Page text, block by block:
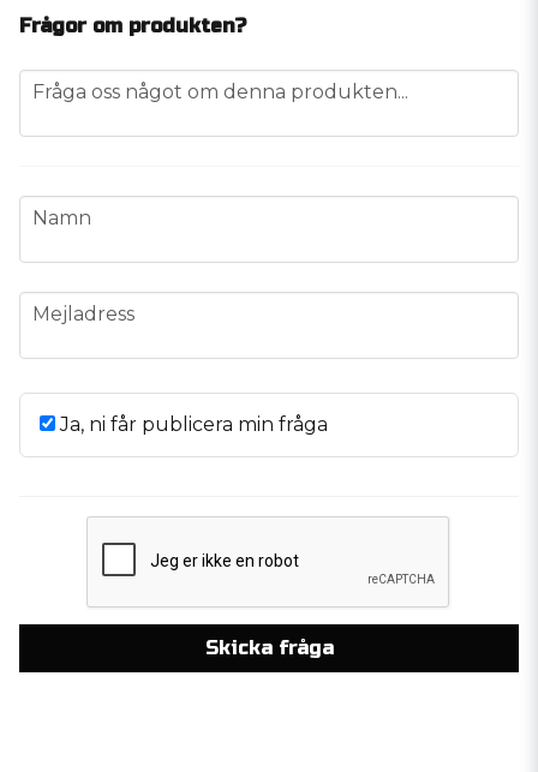
Frågor om produkten?
question
Fråga oss något om denna produkten...
name
Namn
email
Mejladress
Ja, ni får publicera min fråga
Skicka fråga